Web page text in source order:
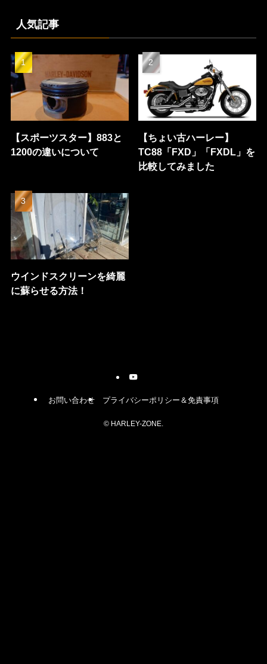
人気記事
【スポーツスター】883と
1200の違いについて
【ちょい古ハーレー】
TC88「FXD」「FXDL」を
比較してみました
ウインドスクリーンを綺麗
に蘇らせる方法！
お問い合わせ プライバシーポリシー＆免責事項
© HARLEY-ZONE.